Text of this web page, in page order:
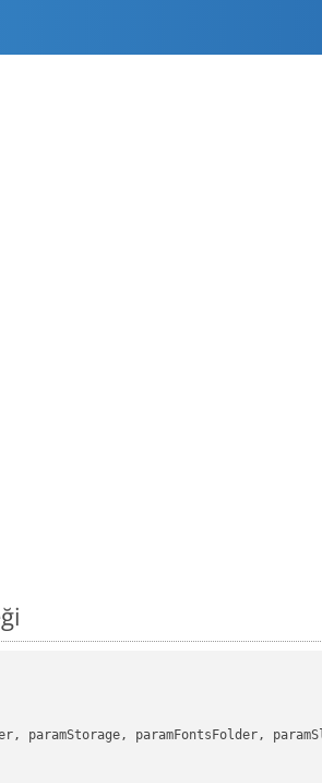
paramStorage, paramFontsFolder,